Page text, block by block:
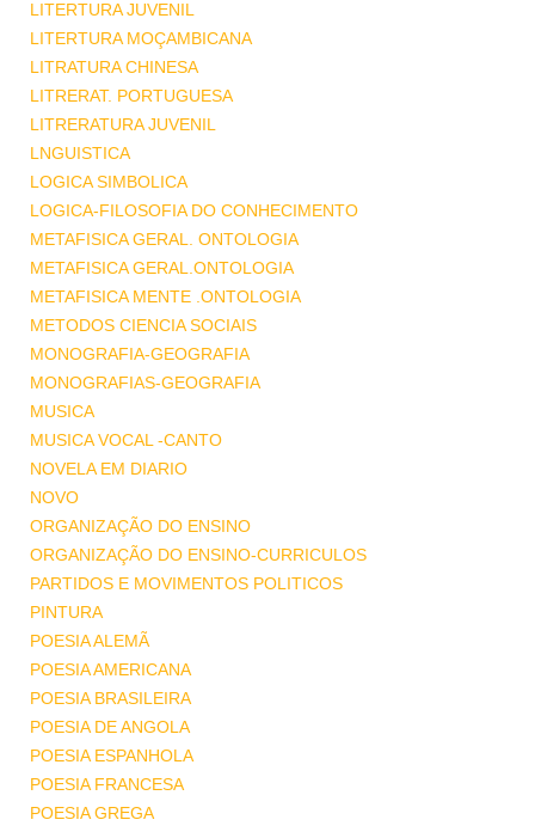
LITERTURA JUVENIL
LITERTURA MOÇAMBICANA
LITRATURA CHINESA
LITRERAT. PORTUGUESA
LITRERATURA JUVENIL
LNGUISTICA
LOGICA SIMBOLICA
LOGICA-FILOSOFIA DO CONHECIMENTO
METAFISICA GERAL. ONTOLOGIA
METAFISICA GERAL.ONTOLOGIA
METAFISICA MENTE .ONTOLOGIA
METODOS CIENCIA SOCIAIS
MONOGRAFIA-GEOGRAFIA
MONOGRAFIAS-GEOGRAFIA
MUSICA
MUSICA VOCAL -CANTO
NOVELA EM DIARIO
NOVO
ORGANIZAÇÃO DO ENSINO
ORGANIZAÇÃO DO ENSINO-CURRICULOS
PARTIDOS E MOVIMENTOS POLITICOS
PINTURA
POESIA ALEMÃ
POESIA AMERICANA
POESIA BRASILEIRA
POESIA DE ANGOLA
POESIA ESPANHOLA
POESIA FRANCESA
POESIA GREGA